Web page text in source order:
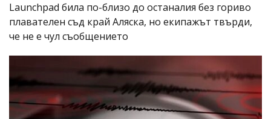
Launchpad била по-близо до останалия без гориво
плавателен съд край Аляска, но екипажът твърди,
че не е чул съобщението